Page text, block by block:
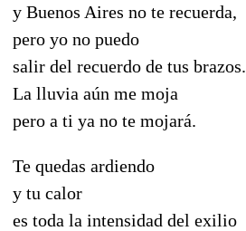
y Buenos Aires no te recuerda,
pero yo no puedo
salir del recuerdo de tus brazos.
La lluvia aún me moja
pero a ti ya no te mojará.
Te quedas ardiendo
y tu calor
es toda la intensidad del exilio